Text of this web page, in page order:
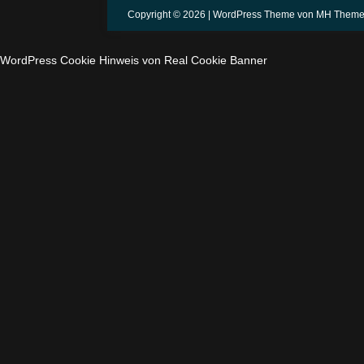
Copyright © 2026 | WordPress Theme von MH
WordPress Cookie Hinweis von Real Cookie Banner